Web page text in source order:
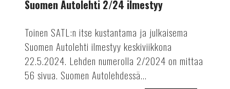
Suomen Autolehti 2/24 ilmestyy
Toinen SATL:n itse kustantama ja julkaisema
Suomen Autolehti ilmestyy keskiviikkona
22.5.2024. Lehden numerolla 2/2024 on mittaa
56 sivua. Suomen Autolehdessä...